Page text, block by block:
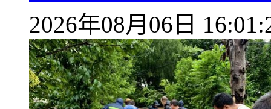
2026年08月06日